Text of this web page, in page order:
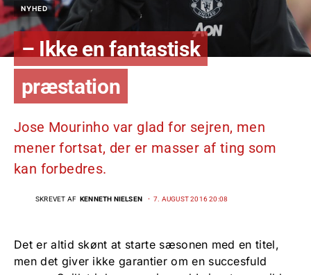
NYHED
– Ikke en fantastisk
præstation
Jose Mourinho var glad for sejren, men
mener fortsat, der er masser af ting som
kan forbedres.
SKREVET AF KENNETH NIELSEN 7. AUGUST 2016 20:08
Det er altid skønt at starte sæsonen med en titel,
men det giver ikke garantier om en succesfuld